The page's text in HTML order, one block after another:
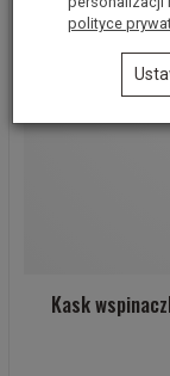
Kask
polityce